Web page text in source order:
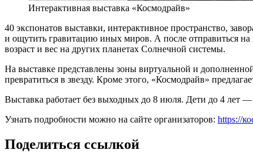
Интерактивная выставка «Космодрайв»
40 экспонатов выставки, интерактивное пространство,
и ощутить гравитацию иных миров. А после отправиться
возраст и вес на других планетах Солнечной системы.
На выставке представлены зоны виртуальной и
превратиться в звезду. Кроме этого, «Космодрайв»
Выставка работает без выходных до 8 июля. Дети до 4 лет —
Узнать подробности можно на сайте организаторов: https://
Поделиться ссылкой